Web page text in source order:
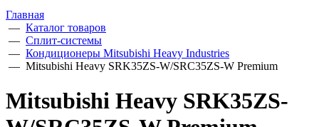
Главная
— Каталог товаров
— Сплит-системы
— Кондиционеры Mitsubishi Heavy Industries
— Mitsubishi Heavy SRK35ZS-W/SRC35ZS-W Premium
Mitsubishi Heavy SRK35ZS-